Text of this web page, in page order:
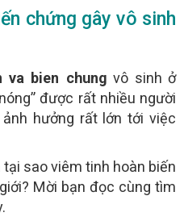
chứng gây vô sinh
va bien chung vô sinh ở
được rất nhiều người
hưởng rất lớn tới việc
sao viêm tinh hoàn biến
Mời bạn đọc cùng tìm
PHÍ GÓI CƯỚC ĐIỆN THOẠI
CHO NGƯỜI BỆNH.
THOẠIvào khung chát, các